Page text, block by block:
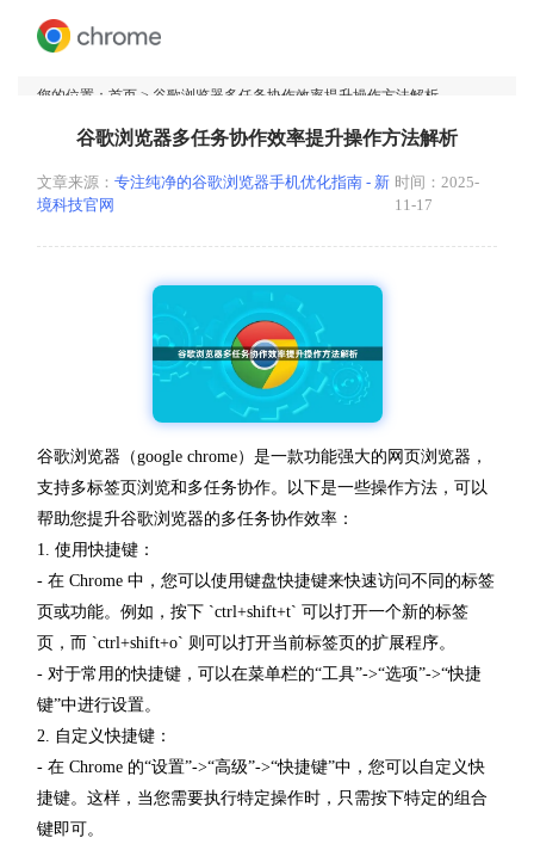
您的位置： 首页 > 谷歌浏览器多任务协作效率提升操作方法解析
谷歌浏览器多任务协作效率提升操作方法解析
文章来源： 专注纯净的谷歌浏览器手机优化指南 - 新
境科技官网
时间：2025-
11-17
谷歌浏览器（google chrome）是一款功能强大的网页浏览器，
支持多标签页浏览和多任务协作。以下是一些操作方法，可以
帮助您提升谷歌浏览器的多任务协作效率：
1. 使用快捷键：
- 在 Chrome 中，您可以使用键盘快捷键来快速访问不同的标签
页或功能。例如，按下 `ctrl+shift+t` 可以打开一个新的标签
页，而 `ctrl+shift+o` 则可以打开当前标签页的扩展程序。
- 对于常用的快捷键，可以在菜单栏的“工具”->“选项”->“快捷
键”中进行设置。
2. 自定义快捷键：
- 在 Chrome 的“设置”->“高级”->“快捷键”中，您可以自定义快
捷键。这样，当您需要执行特定操作时，只需按下特定的组合
键即可。